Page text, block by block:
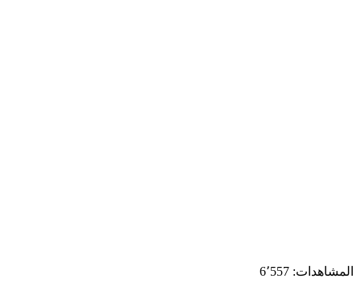
المشاهدات: 6٬557